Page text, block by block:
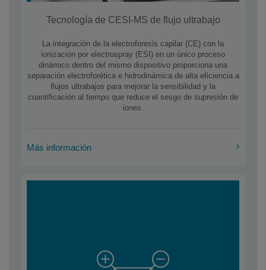
Tecnología de CESI-MS de flujo ultrabajo
La integración de la electroforesis capilar (CE) con la
ionización por electrospray (ESI) en un único proceso
dinámico dentro del mismo dispositivo proporciona una
separación electroforética e hidrodinámica de alta eficiencia a
flujos ultrabajos para mejorar la sensibilidad y la
cuantificación al tiempo que reduce el sesgo de supresión de
iones.
Más información